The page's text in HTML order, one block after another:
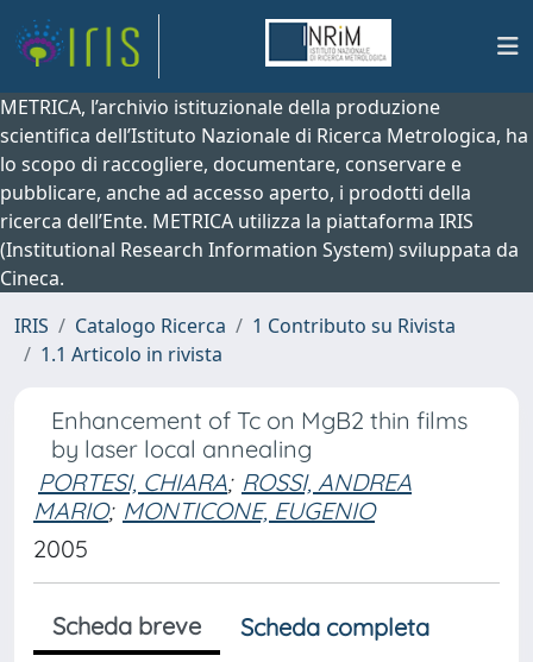
METRICA, l’archivio istituzionale della produzione
scientifica dell’Istituto Nazionale di Ricerca Metrologica, ha
lo scopo di raccogliere, documentare, conservare e
pubblicare, anche ad accesso aperto, i prodotti della
ricerca dell’Ente. METRICA utilizza la piattaforma IRIS
(Institutional Research Information System) sviluppata da
Cineca.
IRIS
Catalogo Ricerca
1 Contributo su Rivista
1.1 Articolo in rivista
Enhancement of Tc on MgB2 thin films
by laser local annealing
PORTESI, CHIARA; ROSSI, ANDREA
MARIO; MONTICONE, EUGENIO
2005
Scheda breve
Scheda completa